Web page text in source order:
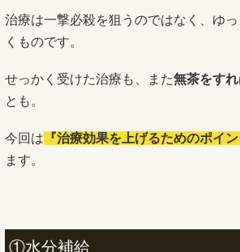
治療は一撃必殺を狙うのではなく、ゆ
くものです。
せっかく受けた治療も、また無茶をす
とも。
今回は 『治療効果を上げるためのポイン
ます。
①水分補給